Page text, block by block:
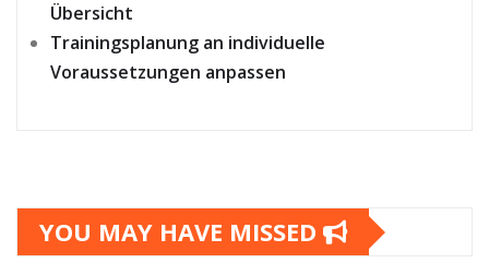
Übersicht
Trainingsplanung an individuelle
Voraussetzungen anpassen
YOU MAY HAVE MISSED